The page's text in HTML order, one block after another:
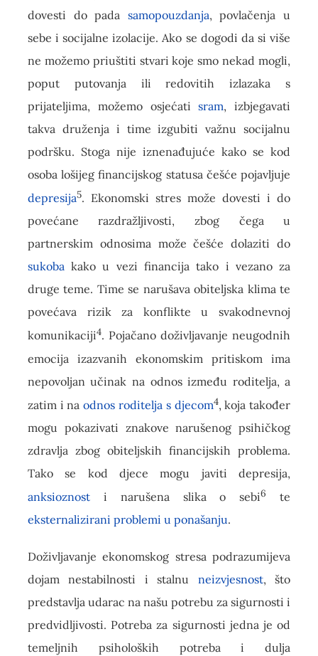
dovesti do pada samopouzdanja, povlačenja u
sebe i socijalne izolacije. Ako se dogodi da si više
ne možemo priuštiti stvari koje smo nekad mogli,
poput putovanja ili redovitih izlazaka s
prijateljima, možemo osjećatisram, izbjegavati
takva druženja i time izgubiti važnu socijalnu
podršku. Stoga nije iznenađujuće kako se kod
osoba lošijeg financijskog statusa češće pojavljuje
depresija5. Ekonomski stres može dovesti i do
povećane razdražljivosti, zbog čega u
partnerskim odnosima može češće dolaziti do
sukobakako u vezi financija tako i vezano za
druge teme. Time se narušava obiteljska klima te
povećava rizik za konflikte u svakodnevnoj
komunikaciji4. Pojačano doživljavanje neugodnih
emocija izazvanih ekonomskim pritiskom ima
nepovoljan učinak na odnos između roditelja, a
zatim i naodnos roditelja s djecom4, koja također
mogu pokazivati znakove narušenog psihičkog
zdravlja zbog obiteljskih financijskih problema.
Tako se kod djece mogu javiti depresija,
anksioznosti narušena slika o sebi6
te
eksternalizirani problemi u ponašanju.
Doživljavanje ekonomskog stresa podrazumijeva
dojam nestabilnosti i stalnu neizvjesnost, što
predstavlja udarac na našu potrebu za sigurnosti i
predvidljivosti. Potreba za sigurnosti jedna je od
temeljnih psiholoških potreba i dulja